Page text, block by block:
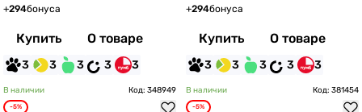
+294бонуса
Купить О товаре
3 3 3 3 3
+294бонуса
Купить О товаре
3 3 3 3 3
В наличии Код: 348949
-5%
В наличии Код: 381454
-5%